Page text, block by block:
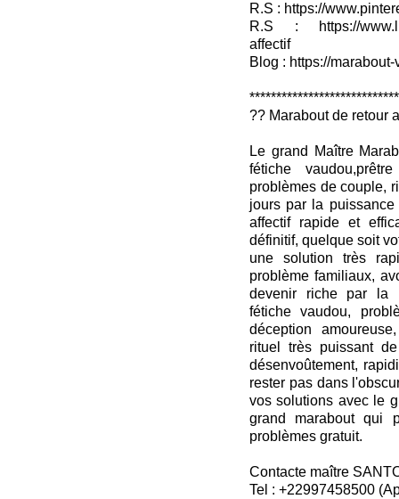
R.S : https://
R.S : https://
affectif
Blog : https://
?? Marabout de retour
Le grand Maître
fétiche
problèmes de couple,
jours par la
affectif rapide et
définitif, quelque soit
une solution très
problème familiaux,
devenir riche par la
fétiche vaudou,
déception
rituel très puissant
désenvoûtement,
rester pas dans
vos solutions avec le
grand marabout qui
problèmes gratuit.
Contacte maître
Tel : +22997458500